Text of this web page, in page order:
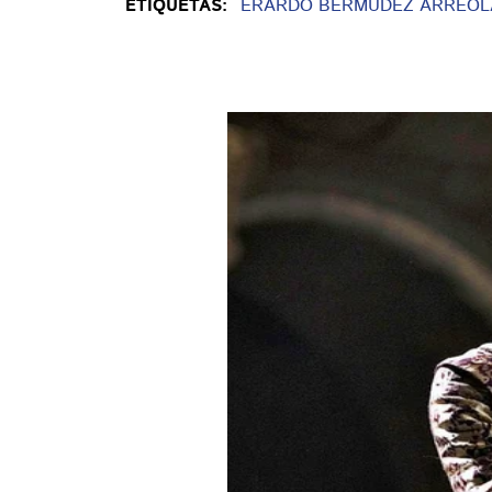
ETIQUETAS: ERARDO BERMÚDEZ